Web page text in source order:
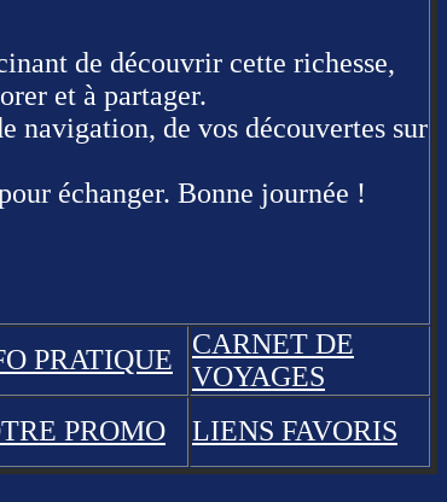
de découvrir cette richesse,
et à partager.
navigation, de vos découvertes sur
échanger. Bonne journée !
PRATIQUE
CARNET DE
VOYAGES
PROMO LIENS FAVORIS